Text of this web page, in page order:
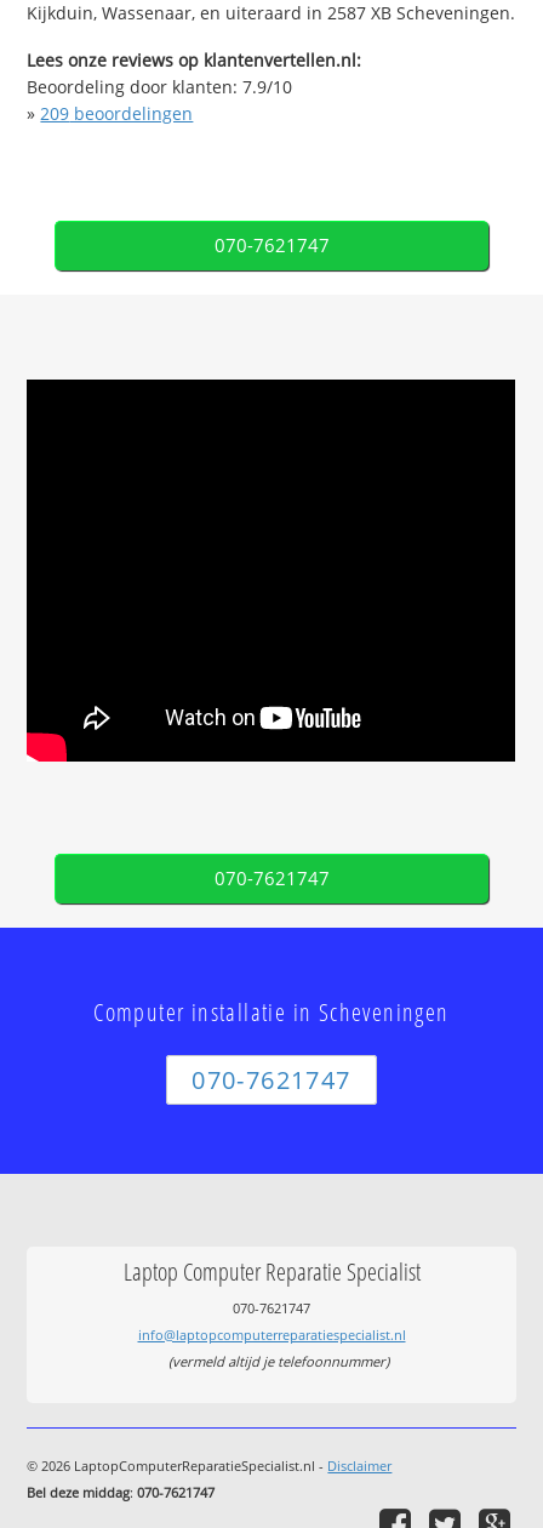
Kijkduin, Wassenaar, en uiteraard in 2587 XB Scheveningen.
Lees onze reviews op klantenvertellen.nl:
Beoordeling door klanten:7.9/10
»209 beoordelingen
070-7621747
070-7621747
Computer installatie in Scheveningen
070-7621747
Laptop Computer Reparatie Specialist
070-7621747
info@laptopcomputerreparatiespecialist.nl
(vermeld altijd je telefoonnummer)
© 2026 LaptopComputerReparatieSpecialist.nl - Disclaimer
Bel deze middag:070-7621747